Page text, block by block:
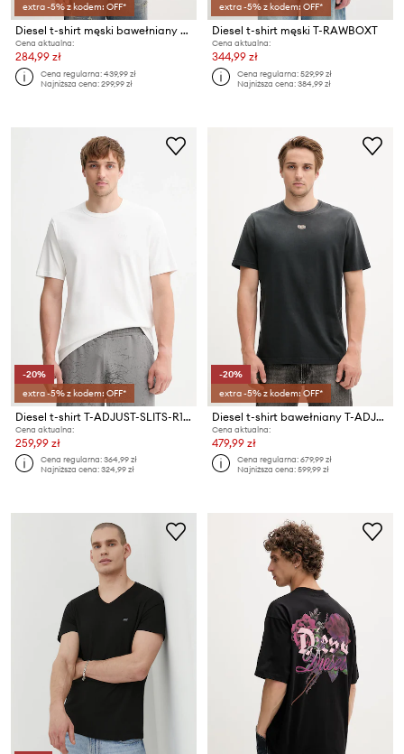
extra -5% z kodem: OFF*
Diesel t-shirt męski bawełniany T-ADJUST-V11
Cena aktualna:
284,99 zł
Cena regularna:439,99 zł
Najniższa cena:299,99 zł
extra -5% z kodem: OFF*
Diesel t-shirt męski T-RAWBOXT
Cena aktualna:
344,99 zł
Cena regularna:529,99 zł
Najniższa cena:384,99 zł
-20%
extra -5% z kodem: OFF*
Diesel t-shirt T-ADJUST-SLITS-R17 T-SHIRT
Cena aktualna:
259,99 zł
Cena regularna:364,99 zł
Najniższa cena:324,99 zł
-20%
extra -5% z kodem: OFF*
Diesel t-shirt bawełniany T-ADJUST-T1
Cena aktualna:
479,99 zł
Cena regularna:679,99 zł
Najniższa cena:599,99 zł